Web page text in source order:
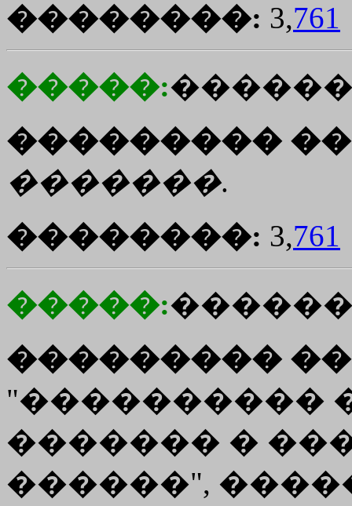
��������: 3,761
�����:
���������
�������.
��������: 3,761
�����:
���������
"����������
������� �
������",